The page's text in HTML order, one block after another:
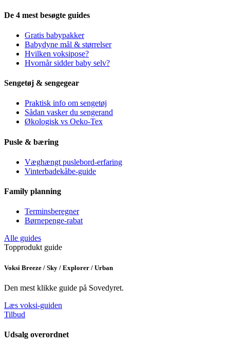
De 4 mest besøgte guides
Gratis babypakker
Babydyne mål & størrelser
Hvilken voksipose?
Hvornår sidder baby selv?
Sengetøj & sengegear
Praktisk info om sengetøj
Sådan vasker du sengerand
Økologisk vs Oeko-Tex
Pusle & bæring
Væghængt puslebord-erfaring
Vinterbadekåbe-guide
Family planning
Terminsberegner
Børnepenge-rabat
Alle guides
Topprodukt guide
Voksi Breeze / Sky / Explorer / Urban
Den mest klikke guide på Sovedyret.
Læs voksi-guiden
Tilbud
Udsalg overordnet